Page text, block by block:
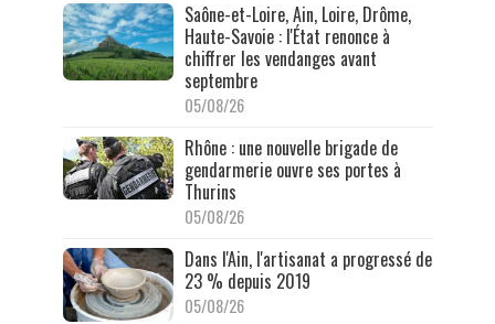
Saône-et-Loire, Ain, Loire, Drôme,
Haute-Savoie : l'État renonce à
chiffrer les vendanges avant
septembre
05/08/26
Rhône : une nouvelle brigade de
gendarmerie ouvre ses portes à
Thurins
05/08/26
Dans l'Ain, l'artisanat a progressé de
23 % depuis 2019
05/08/26